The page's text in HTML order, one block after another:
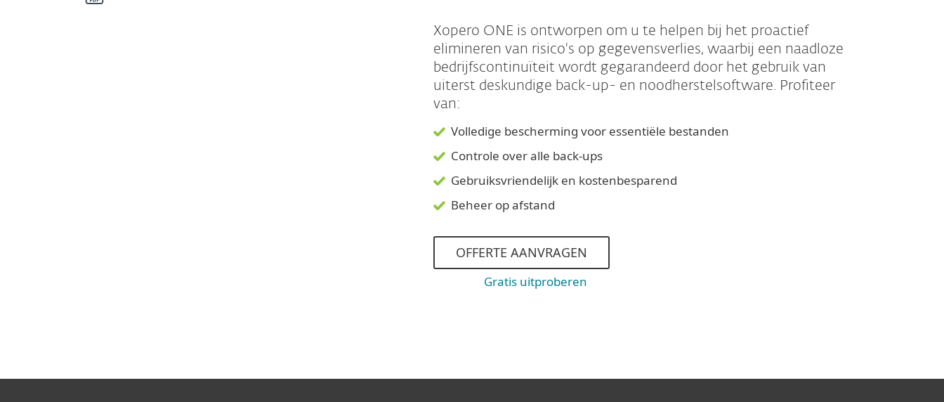
Xopero ONE is ontworpen om u te helpen bij het proactief
elimineren van risico's op gegevensverlies, waarbij een naadloze
bedrijfscontinuïteit wordt gegarandeerd door het gebruik van
uiterst deskundige back-up- en noodherstelsoftware. Profiteer
van:
Volledige bescherming voor essentiële bestanden
Controle over alle back-ups
Gebruiksvriendelijk en kostenbesparend
Beheer op afstand
OFFERTE AANVRAGEN
Gratis uitproberen